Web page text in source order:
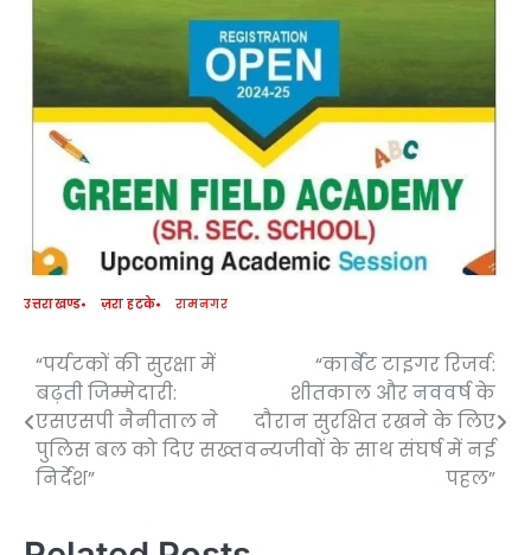
उत्तराखण्ड ज़रा हटके रामनगर
Post
navigation
“पर्यटकों की सुरक्षा में
बढ़ती जिम्मेदारी:
एसएसपी नैनीताल ने
पुलिस बल को दिए सख्त
निर्देश”
“कार्बेट टाइगर रिजर्व:
शीतकाल और नववर्ष के
दौरान सुरक्षित रखने के लिए
वन्यजीवों के साथ संघर्ष में नई
पहल”